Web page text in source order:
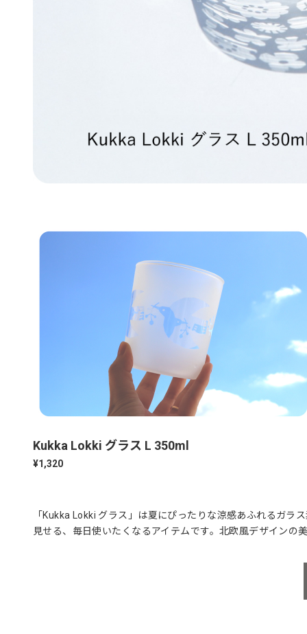
Kukka Lokki グラス L 350ml
¥1,320
「Kukka Lokki グラス」は夏にぴったりな涼感あふれるガラ
見せる、毎日使いたくなるアイテムです。北欧風デザイン